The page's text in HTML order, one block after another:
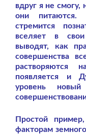
вдруг я не
они питаются.
стремится
вселяет в
выводят, как
совершенства
растворяются
появляется и
уровень
Простой
факторам